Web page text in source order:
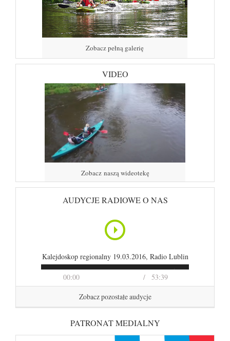
Zobacz pełną galerię
VIDEO
Zobacz naszą wideotekę
AUDYCJE RADIOWE O NAS
00:00 53:39
Kalejdoskop regionalny 19.03.2016, Radio Lublin
Zobacz pozostałe audycje
PATRONAT MEDIALNY